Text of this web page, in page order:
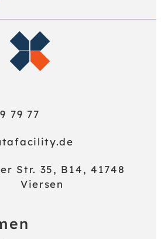
79 77
Str. 35, B14, 41748
Viersen